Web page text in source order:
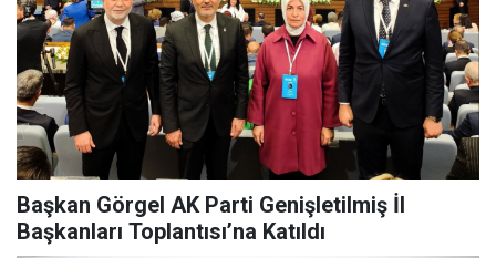
Başkan Görgel AK Parti Genişletilmiş İl
Başkanları Toplantısı’na Katıldı